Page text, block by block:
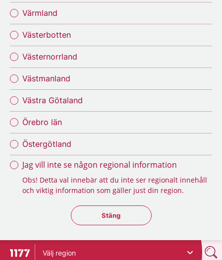
Värmland
Västerbotten
Västernorrland
Västmanland
Västra Götaland
Örebro län
Östergötland
Jag vill inte se någon regional information
Obs! Detta val innebär att du inte ser regionalt innehåll
och viktig information som gäller just din region.
Stäng regionsväljaren
Stäng
Till startsidan för 1177
Välj region